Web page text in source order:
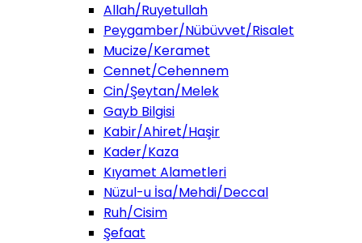
Allah/Ruyetullah
Peygamber/Nübüvvet/Risalet
Mucize/Keramet
Cennet/Cehennem
Cin/Şeytan/Melek
Gayb Bilgisi
Kabir/Ahiret/Haşir
Kader/Kaza
Kıyamet Alametleri
Nüzul-u İsa/Mehdi/Deccal
Ruh/Cisim
Şefaat